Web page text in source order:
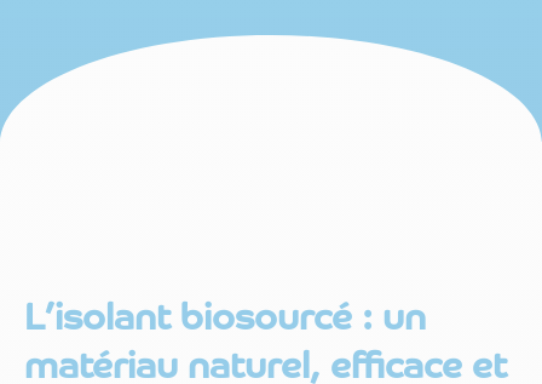
L’isolant biosourcé : un
matériau naturel, efficace et